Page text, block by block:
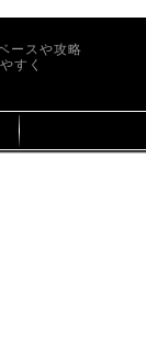
ースや攻略
すく